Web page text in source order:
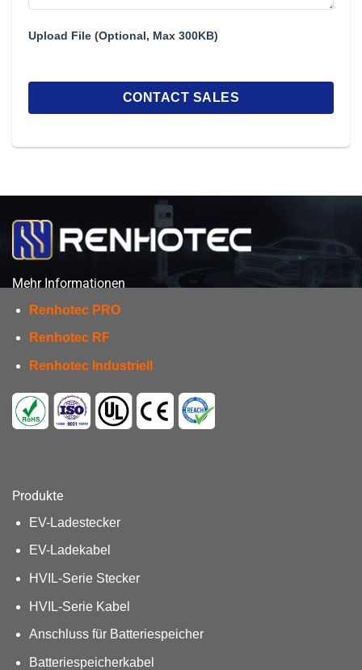
Upload File (Optional, Max 300KB)
Mehr Informationen
Renhotec PRO
Renhotec RF
Renhotec Industriell
Produkte
EV-Ladestecker
EV-Ladekabel
HVIL-Serie Stecker
HVIL-Serie Kabel
Anschluss für Batteriespeicher
Batteriespeicherkabel